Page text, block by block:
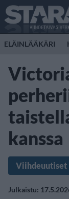
ELÄINLÄÄKÄRI
kanssa
Viihdeuutiset
Julkaistu: